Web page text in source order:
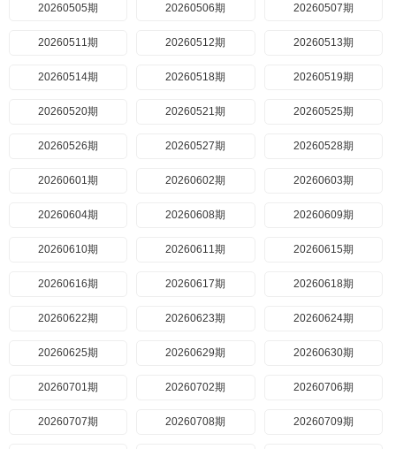
20260505期 20260506期 20260507期
20260511期 20260512期 20260513期
20260514期 20260518期 20260519期
20260520期 20260521期 20260525期
20260526期 20260527期 20260528期
20260601期 20260602期 20260603期
20260604期 20260608期 20260609期
20260610期 20260611期 20260615期
20260616期 20260617期 20260618期
20260622期 20260623期 20260624期
20260625期 20260629期 20260630期
20260701期 20260702期 20260706期
20260707期 20260708期 20260709期